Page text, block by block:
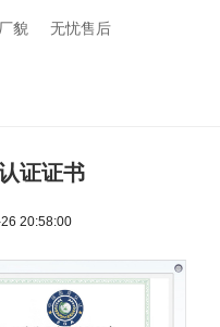
貌 无忧售后
证证书
20:58:00